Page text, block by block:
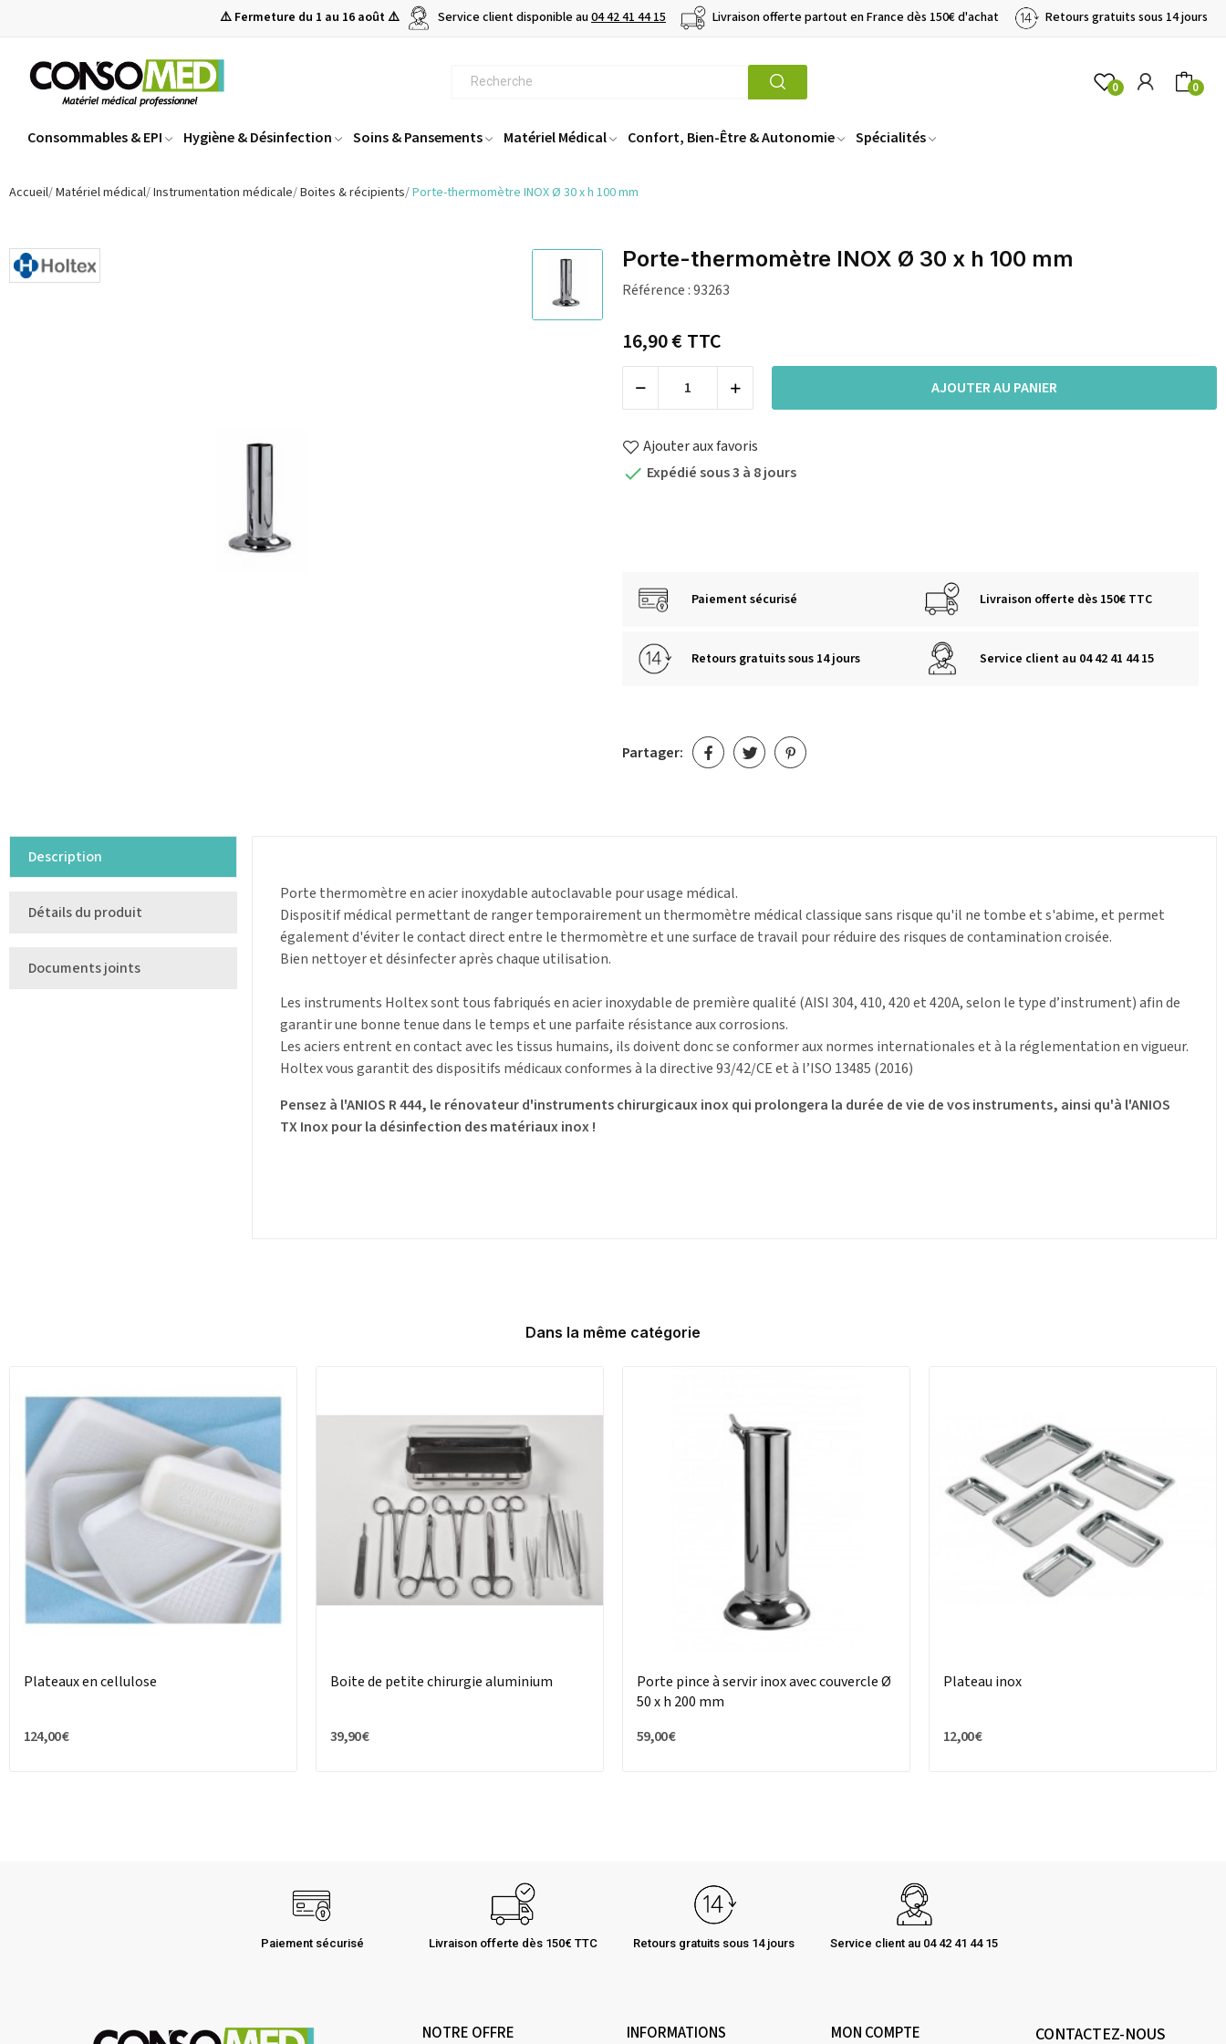
⚠️ Fermeture du 1 au 16 août ⚠️ Service client disponible au04 42 41 44 15 Livraison offerte partout en France dès 150€ d'achat Retours gratuits sous 14 jours
0 0
Consommables & EPI Hygiène & Désinfection Soins & Pansements Matériel Médical Confort, Bien-Être & Autonomie Spécialités
Accueil Matériel médical Instrumentation médicale Boites & récipients Porte-thermomètre INOX Ø 30 x h 100 mm
Porte-thermomètre INOX Ø 30 x h 100 mm
Référence :93263
16,90 €TTC
AJOUTER AU PANIER
Ajouter aux favoris
 Expédié sous 3 à 8 jours
Paiement sécurisé Livraison offerte dès 150€ TTC
Retours gratuits sous 14 jours Service client au 04 42 41 44 15
Partager:
Description
Détails du produit
Documents joints
Porte thermomètre en acier inoxydable autoclavable pour usage médical.
Dispositif médical permettant de ranger temporairement un thermomètre médical classique sans risque qu'il ne tombe et s'abime, et permet
également d'éviter le contact direct entre le thermomètre et une surface de travail pour réduire des risques de contamination croisée.
Bien nettoyer et désinfecter après chaque utilisation.
Les instruments Holtex sont tous fabriqués en acier inoxydable de première qualité (AISI 304, 410, 420 et 420A, selon le type d’instrument) afin de
garantir une bonne tenue dans le temps et une parfaite résistance aux corrosions.
Les aciers entrent en contact avec les tissus humains, ils doivent donc se conformer aux normes internationales et à la réglementation en vigueur.
Holtex vous garantit des dispositifs médicaux conformes à la directive 93/42/CE et à l’ISO 13485 (2016)
Pensez à l'ANIOS R 444, le rénovateur d'instruments chirurgicaux inox qui prolongera la durée de vie de vos instruments, ainsi qu'à l'ANIOS
TX Inox pour la désinfection des matériaux inox !
Dans la même catégorie
Plateaux en cellulose
124,00 €
Boite de petite chirurgie aluminium
39,90 €
Porte pince à servir inox avec couvercle Ø
50 x h 200 mm
59,00 €
Plateau inox
12,00 €
Paiement sécurisé Livraison offerte dès 150€ TTC Retours gratuits sous 14 jours Service client au 04 42 41 44 15
NOTRE OFFRE INFORMATIONS MON COMPTE CONTACTEZ-NOUS